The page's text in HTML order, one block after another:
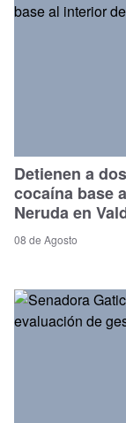
Detienen a
cocaína base
Neruda en
08 de Agosto